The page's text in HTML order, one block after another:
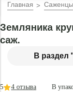
Главная Саженцы
В раздел
Земляника
саж.
В
5 4 отзыва